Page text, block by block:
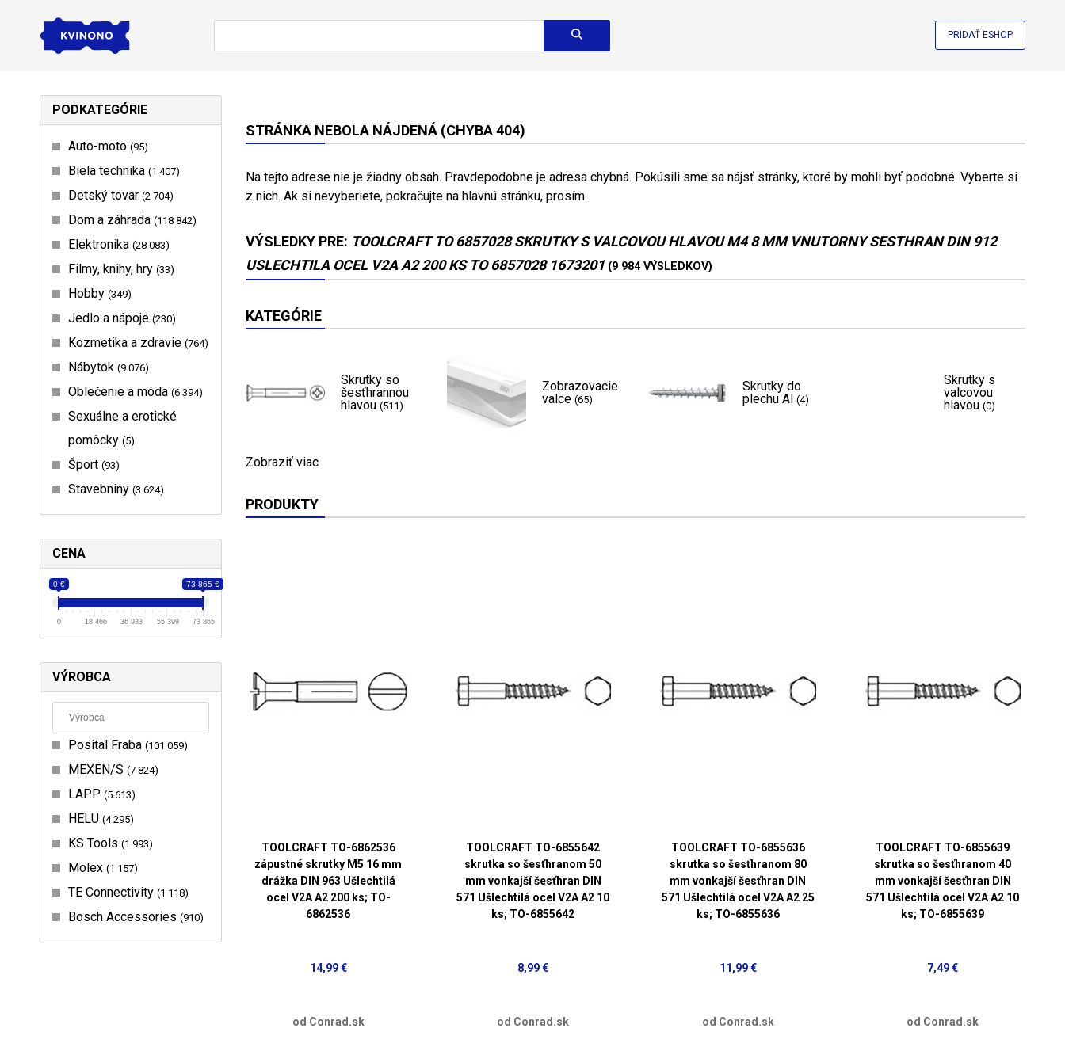
PRIDAŤ ESHOP
PODKATEGÓRIE
Auto-moto 95
Biela technika 1 407
Detský tovar 2 704
Dom a záhrada 118 842
Elektronika 28 083
Filmy, knihy, hry 33
Hobby 349
Jedlo a nápoje 230
Kozmetika a zdravie 764
Nábytok 9 076
Oblečenie a móda 6 394
Sexuálne a erotické
pomôcky 5
Šport 93
Stavebniny 3 624
CENA
0 € 73 865 €
0 18 466 36 933 55 399 73 865
VÝROBCA
Posital Fraba 101 059
MEXEN/S 7 824
LAPP 5 613
HELU 4 295
KS Tools 1 993
Molex 1 157
TE Connectivity 1 118
Bosch Accessories 910
STRÁNKA NEBOLA NÁJDENÁ (CHYBA 404)
Na tejto adrese nie je žiadny obsah. Pravdepodobne je adresa chybná. Pokúsili sme sa nájsť stránky, ktoré by mohli byť podobné. Vyberte si
z nich. Ak si nevyberiete, pokračujte na hlavnú stránku, prosím.
VÝSLEDKY PRE: TOOLCRAFT TO 6857028 SKRUTKY S VALCOVOU HLAVOU M4 8 MM VNUTORNY SESTHRAN DIN 912
USLECHTILA OCEL V2A A2 200 KS TO 6857028 1673201 (9 984 VÝSLEDKOV)
KATEGÓRIE
Skrutky so
šesťhrannou
hlavou (511)
Zobrazovacie
valce (65)
Skrutky do
plechu Al (4)
Skrutky s
valcovou
hlavou (0)
Zobraziť viac
PRODUKTY
TOOLCRAFT TO-6862536
zápustné skrutky M5 16 mm
drážka DIN 963 Ušlechtilá
ocel V2A A2 200 ks; TO-
6862536
14,99 €
od Conrad.sk
TOOLCRAFT TO-6855642
skrutka so šesťhranom 50
mm vonkajší šesťhran DIN
571 Ušlechtilá ocel V2A A2 10
ks; TO-6855642
8,99 €
od Conrad.sk
TOOLCRAFT TO-6855636
skrutka so šesťhranom 80
mm vonkajší šesťhran DIN
571 Ušlechtilá ocel V2A A2 25
ks; TO-6855636
11,99 €
od Conrad.sk
TOOLCRAFT TO-6855639
skrutka so šesťhranom 40
mm vonkajší šesťhran DIN
571 Ušlechtilá ocel V2A A2 10
ks; TO-6855639
7,49 €
od Conrad.sk